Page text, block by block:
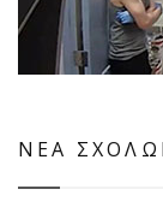
ΝΕΑ